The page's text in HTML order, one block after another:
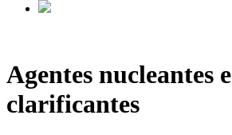
Agentes nucleantes e
clarificantes